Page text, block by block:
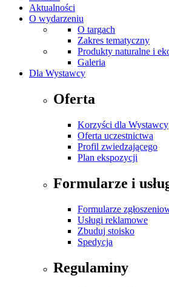
Aktualności
O wydarzeniu
O targach
Zakres tematyczny
Produkty naturalne i
Galeria
Dla Wystawcy
Oferta
Korzyści dla Wystawcy
Oferta uczestnictwa
Profil zwiedzającego
Plan ekspozycji
Formularze i
Formularze
Usługi reklamowe
Zbuduj stoisko
Spedycja
Regulaminy